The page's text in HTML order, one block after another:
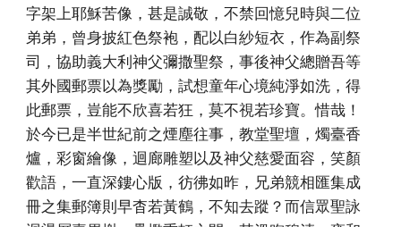
字架上耶穌苦像，甚是誠敬，不禁回憶兒時與二位
弟弟，曾身披紅色祭袍，配以白紗短衣，作為副祭
司，協助義大利神父彌撒聖祭，事後神父總贈吾等
其外國郵票以為獎勵，試想童年心境純淨如洗，得
此郵票，豈能不欣喜若狂，莫不視若珍寶。惜哉！
於今已是半世紀前之煙塵往事，教堂聖壇，燭臺香
爐，彩窗繪像，迴廊雕塑以及神父慈愛面容，笑顏
歡語，一直深鏤心版，彷彿如昨，兄弟競相匯集成
冊之集郵簿則早杳若黃鶴，不知去蹤？而信眾聖詠